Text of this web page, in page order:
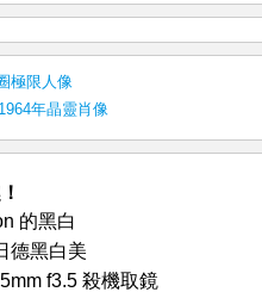
極限人像
年晶靈肖像
的黑白
德黑白美
f3.5 殺機取鏡